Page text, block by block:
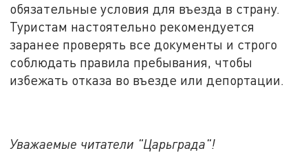
обязательные условия для въезда в страну.
Туристам настоятельно рекомендуется
заранее проверять все документы и строго
соблюдать правила пребывания, чтобы
избежать отказа во въезде или депортации.
Уважаемые читатели "Царьграда"!